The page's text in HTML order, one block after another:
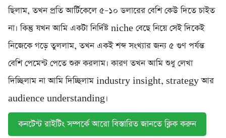
ছিলাম, তখন প্রতি আর্টিকেলে ৫–১০ ডলারের বেশি কেউ দিতে চাইত
না। কিন্তু যখন আমি একটা নির্দিষ্ট niche বেছে নিয়ে সেই দিকেই
নিজেকে গড়ে তুললাম, তখন একই শব্দ সংখ্যার জন্য ৫ গুণ পর্যন্ত
বেশি পেমেন্ট পেতে শুরু করলাম। কারণ তখন আমি শুধু লেখা
দিচ্ছিলাম না আমি দিচ্ছিলাম industry insight, strategy আর
audience understanding।
কনটেন্ট রাইটিং সম্পর্কে আরো বিস্তারিত জানতে ক্লিক করুন